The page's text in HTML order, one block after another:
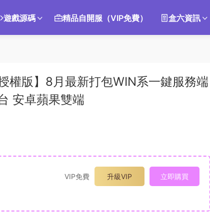
遊戲源碼 精品自開服（VIP免費） 盒六資訊
權版】8月最新打包WIN系一鍵服務端
安卓蘋果雙端
VIP免費 升級VIP 立即購買